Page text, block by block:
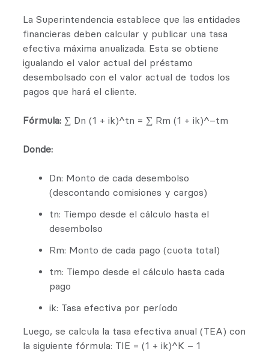
La Superintendencia establece que las entidades
financieras deben calcular y publicar una tasa
efectiva máxima anualizada. Esta se obtiene
igualando el valor actual del préstamo
desembolsado con el valor actual de todos los
pagos que hará el cliente.
Fórmula:∑ Dn (1 + ik)^tn = ∑ Rm (1 + ik)^–tm
Donde:
Dn: Monto de cada desembolso
(descontando comisiones y cargos)
tn: Tiempo desde el cálculo hasta el
desembolso
Rm: Monto de cada pago (cuota total)
tm: Tiempo desde el cálculo hasta cada
pago
ik: Tasa efectiva por período
Luego, se calcula la tasa efectiva anual (TEA) con
la siguiente fórmula: TIE = (1 + ik)^K – 1